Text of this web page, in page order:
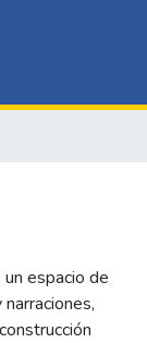
espacio de